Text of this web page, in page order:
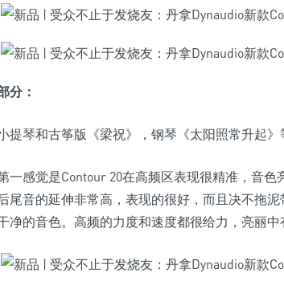
分：
提琴和古筝版《梁祝》，钢琴《太阳照常升起》
一感觉是Contour 20在高频区表现很精准，音
尾音的延伸非常高，表现的很好，而且决不拖
净的音色。高频的力度和速度都很给力，亮丽中